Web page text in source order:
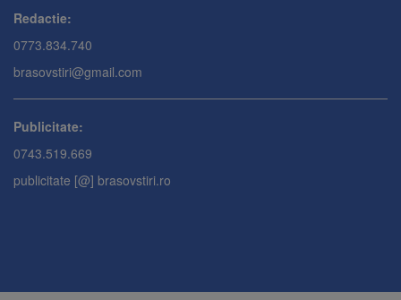
Redactie:
0773.834.740
brasovstiri@gmail.com
Publicitate:
0743.519.669
publicitate [@] brasovstiri.ro